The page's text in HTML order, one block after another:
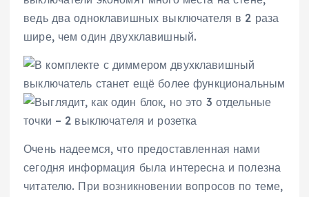
ведь два одноклавишных выключателя в 2 раза
шире, чем один двухклавишный.
Очень надеемся, что предоставленная нами
сегодня информация была интересна и полезна
читателю. При возникновении вопросов по теме,